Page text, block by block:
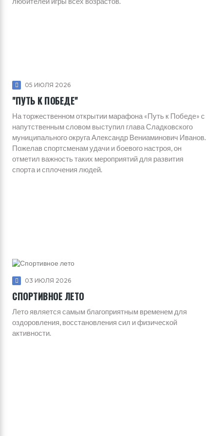
05 ИЮЛЯ 2026
"ПУТЬ К ПОБЕДЕ"
На торжественном открытии марафона «Путь к Победе» с
напутственным словом выступил глава Сладковского
муниципального округа Александр Вениаминович Иванов.
Пожелав спортсменам удачи и боевого настроя, он
отметил важность таких мероприятий для развития
спорта и сплочения людей.
03 ИЮЛЯ 2026
СПОРТИВНОЕ ЛЕТО
Лето является самым благоприятным временем для
оздоровления, восстановления сил и физической
активности.